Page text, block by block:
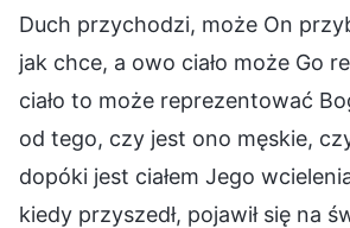
Duch przychodzi, może On
jak chce, a owo ciało może Go
ciało to może reprezentować
od tego, czy jest ono męskie,
dopóki jest ciałem Jego
kiedy przyszedł, pojawił się na